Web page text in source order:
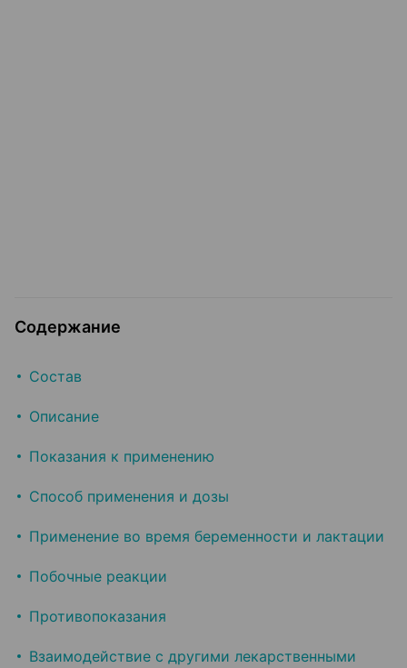
Содержание
Состав
Описание
Показания к применению
Способ применения и дозы
Применение во время беременности и лактации
Побочные реакции
Противопоказания
Взаимодействие с другими лекарственными